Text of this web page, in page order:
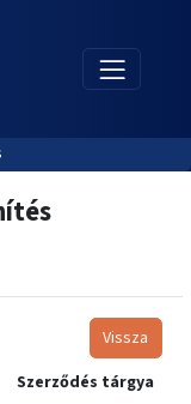
Vissza
Szerződés tárgya